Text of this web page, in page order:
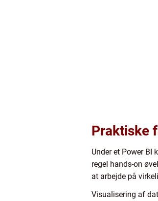
Praktiske
Under et Power
regel hands-on
at arbejde på
Visualisering af